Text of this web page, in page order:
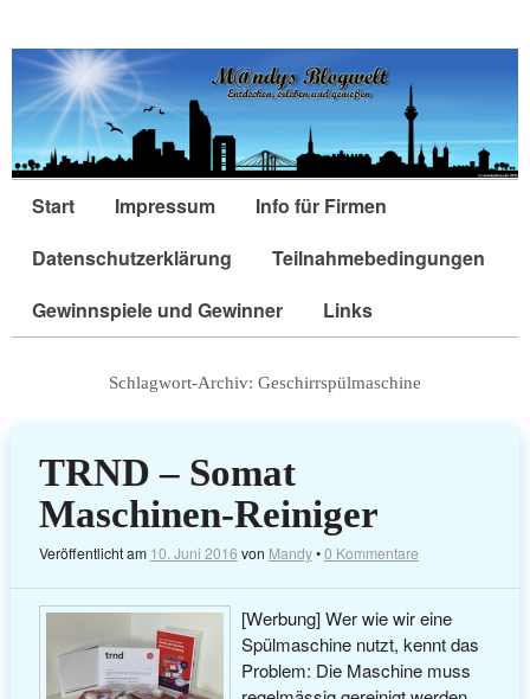
Start Impressum
Info für Firmen
Datenschutzerklärung
Teilnahmebedingungen
Gewinnspiele und Gewinner
Links
Schlagwort-Archiv: Geschirrspülmaschine
TRND – Somat
Maschinen-Reiniger
Veröffentlicht am 10. Juni 2016 von Mandy•0 Kommentare
[Werbung] Wer wie wir eine
Spülmaschine nutzt, kennt das
Problem: Die Maschine muss